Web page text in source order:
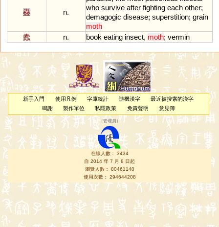
蠱 n.
who survive after fighting each other;
demagogic disease; superstition; grain
moth
蠹
n. book eating insect, moth; vermin
新手入門 使用凡例 字庫統計 隨機漢字
最近被搜索的漢字
鳴謝
製作單位 私隱政策 免責聲明 意見簿
（管理員 ）
在線人數： 3434
自 2014 年 7 月 8 日起
瀏覽人數： 80461140
使用次數： 294644208